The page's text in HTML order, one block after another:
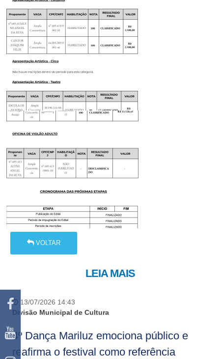
VOLTAR
LEIA MAIS
13/07/2026 14:43
Divisão Municipal de Cultura
4º Dança Mariluz emociona público e
reafirma o festival como referência